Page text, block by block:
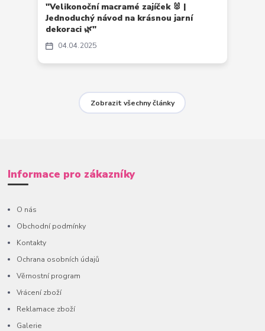
04 04 2025
"Velikonoční macramé zajíček 🐰 |
Jednoduchý návod na krásnou jarní
dekoraci 🌿"
Zobrazit všechny články
Informace pro zákazníky
O nás
Obchodní podmínky
Kontakty
Ochrana osobních údajů
Věrnostní program
Vrácení zboží
Reklamace zboží
Galerie